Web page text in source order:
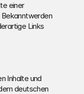
einer
Links
Inhalte und
deutschen